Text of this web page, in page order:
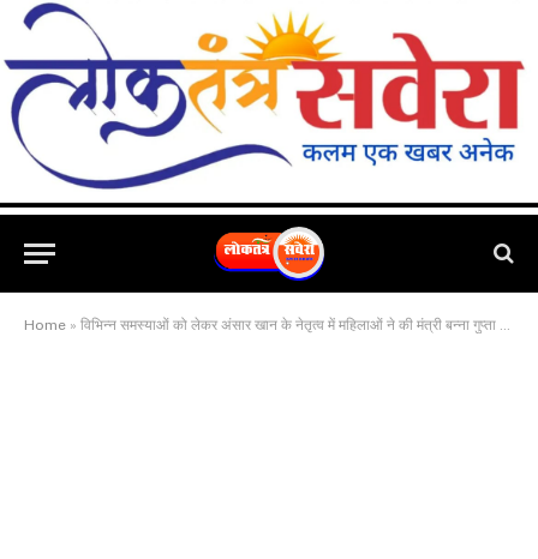
Home » विभिन्न समस्याओं को लेकर अंसार खान के नेतृत्व में महिलाओं ने की मंत्री बन्ना गुप्ता से मुलाकात बतायी अपनी बस्ती की व्यथा